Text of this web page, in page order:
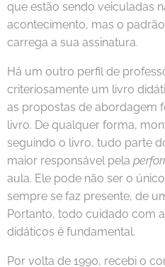
que estão sendo veiculadas
acontecimento, mas o
carrega a sua assinatura.
Há um outro perfil de
criteriosamente um livro
as propostas de abordagem
livro. De qualquer forma,
seguindo o livro, tudo parte
maior responsável pela
aula. Ele pode não ser o
sempre se faz presente, de
Portanto, todo cuidado com
didáticos é fundamental.
Por volta de 1990, recebi o